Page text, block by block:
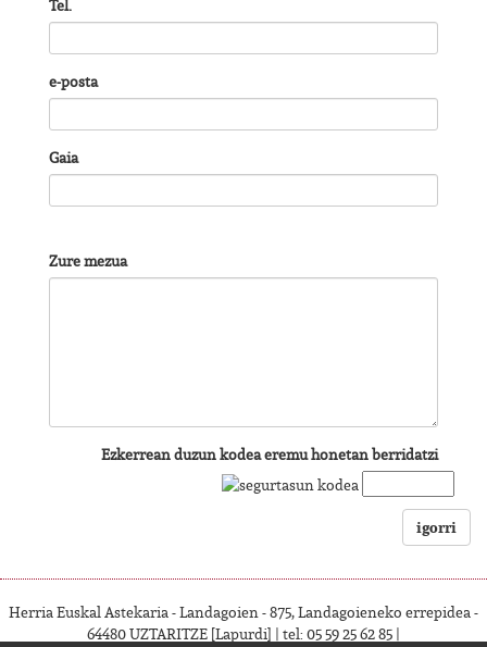
Tel.
e-posta
Gaia
Zure mezua
Ezkerrean duzun kodea eremu honetan berridatzi
igorri
Herria Euskal Astekaria - Landagoien - 875, Landagoieneko errepidea -
64480 UZTARITZE [Lapurdi] | tel: 05 59 25 62 85 |